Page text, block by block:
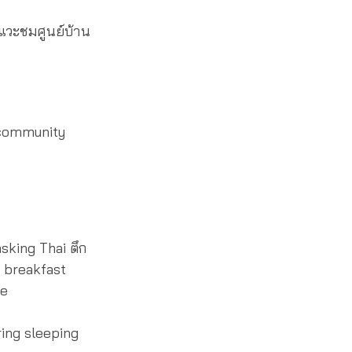
ะชมศูนย์บ้าน
Thai ตึก
breakfast
sleeping